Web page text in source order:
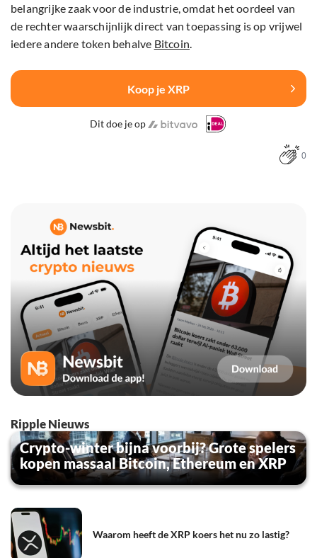
belangrijke zaak voor de industrie, omdat het oordeel van
de rechter waarschijnlijk direct van toepassing is op vrijwel
iedere andere token behalve Bitcoin.
Koop je XRP
Dit doe je op
0
Ripple Nieuws
Crypto-winter bijna voorbij? Grote spelers
kopen massaal Bitcoin, Ethereum en XRP
Waarom heeft de XRP koers het nu zo lastig?